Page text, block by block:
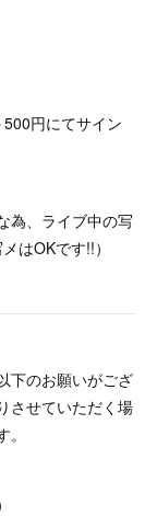
円にてサイン
為、ライブ中の写
はOKです!!）
下のお願いがござ
させていただく場